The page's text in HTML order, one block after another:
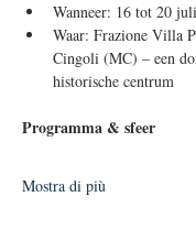
Wanneer: 16 tot 20
Waar: Frazione Villa
Cingoli (MC) – een
historische centrum
Programma & sfeer
Mostra di più